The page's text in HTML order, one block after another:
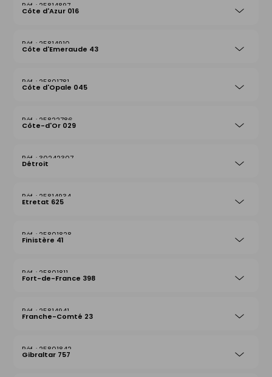
25814897
Côte d'Azur 016
25814910
Côte d'Emeraude 43
25801781
Côte d'Opale 045
25822786
Côte-d'Or 029
30242307
Détroit
25814934
Etretat 625
25801828
Finistère 41
25801811
Fort-de-France 398
25814941
Franche-Comté 23
25801842
Gibraltar 757